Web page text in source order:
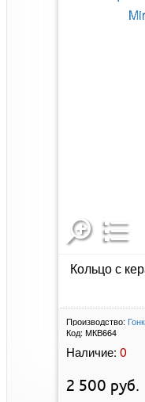
Кольцо с
Производство:
Код: МКВ664
Наличие: 0
2 500 руб.